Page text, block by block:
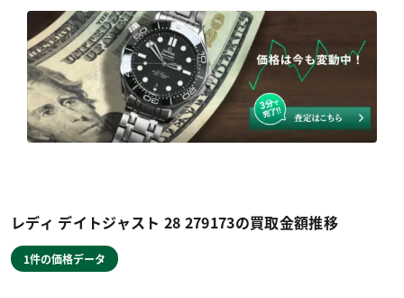
レディ デイトジャスト 28 279173の買取金額推移
1件の価格データ